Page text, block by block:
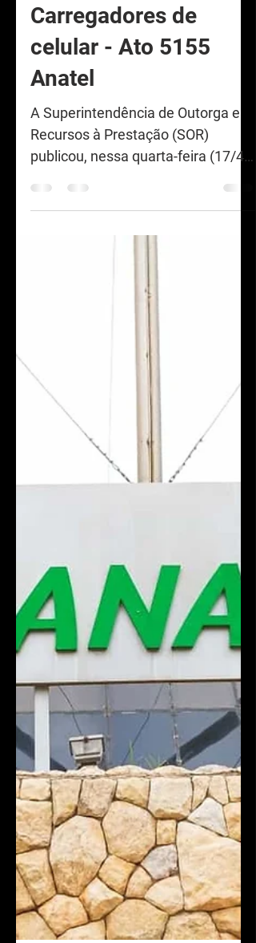
ANATEL
Carregadores de
celular - Ato 5155
Anatel
A Superintendência de Outorga e
Recursos à Prestação (SOR)
publicou, nessa quarta-feira (17/4),
o Ato Nº 5155, de 17 de abril de